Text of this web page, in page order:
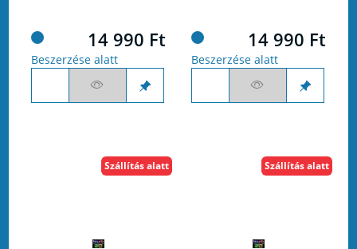
14 990 Ft
Beszerzése alatt
14 990 Ft
Beszerzése alatt
Szállítás alatt Szállítás alatt